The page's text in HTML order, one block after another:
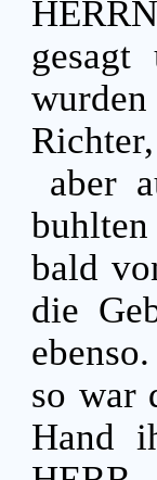
aber
bald
die
ebenso.
so war
Hand